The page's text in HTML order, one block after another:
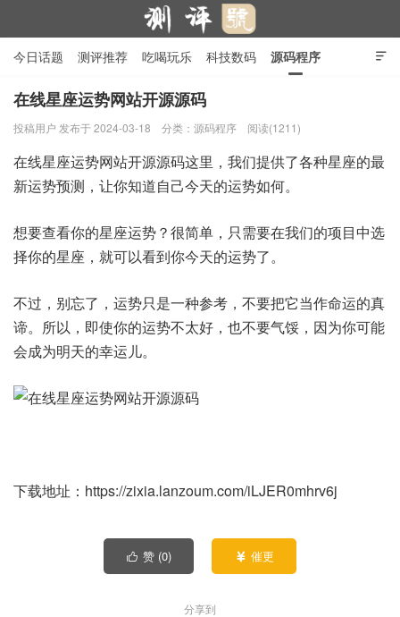

今日话题 测评推荐 吃喝玩乐 科技数码 源码程序
行业产品 在线投稿 隐私政策
在线星座运势网站开源源码
投稿用户 发布于 2024-03-18 分类： 源码程序 阅读(1211)
在线星座运势网站开源源码这里，我们提供了各种星座的最
新运势预测，让你知道自己今天的运势如何。
想要查看你的星座运势？很简单，只需要在我们的项目中选
择你的星座，就可以看到你今天的运势了。
不过，别忘了，运势只是一种参考，不要把它当作命运的真
谛。所以，即使你的运势不太好，也不要气馁，因为你可能
会成为明天的幸运儿。
下载地址：https://zixia.lanzoum.com/iLJER0mhrv6j
 赞 (0)  催更
分享到